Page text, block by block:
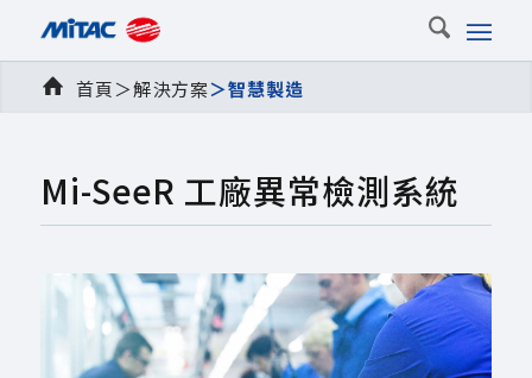
首頁＞解決方案＞智慧製造
Mi-SeeR 工廠異常檢測系統